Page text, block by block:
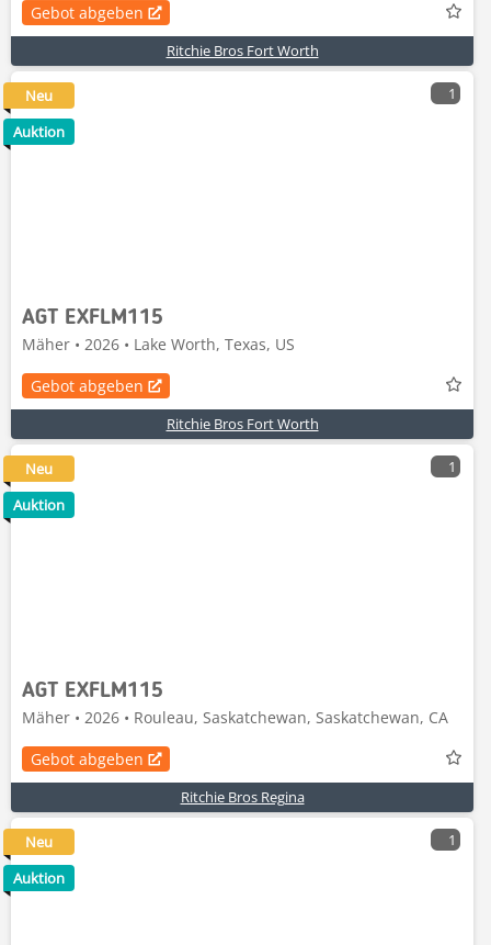
Gebot abgeben
Ritchie Bros Fort Worth
1
AGT EXFLM115
Mäher • 2026 • Lake Worth, Texas, US
Gebot abgeben
Ritchie Bros Fort Worth
Neu
Auktion
1
AGT EXFLM115
Mäher • 2026 • Rouleau, Saskatchewan, Saskatchewan, CA
Gebot abgeben
Ritchie Bros Regina
Neu
Auktion
1
Neu
Auktion